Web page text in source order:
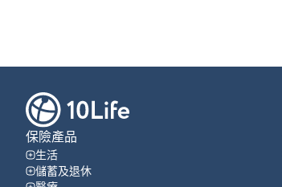
保險產品
生活
儲蓄及退休